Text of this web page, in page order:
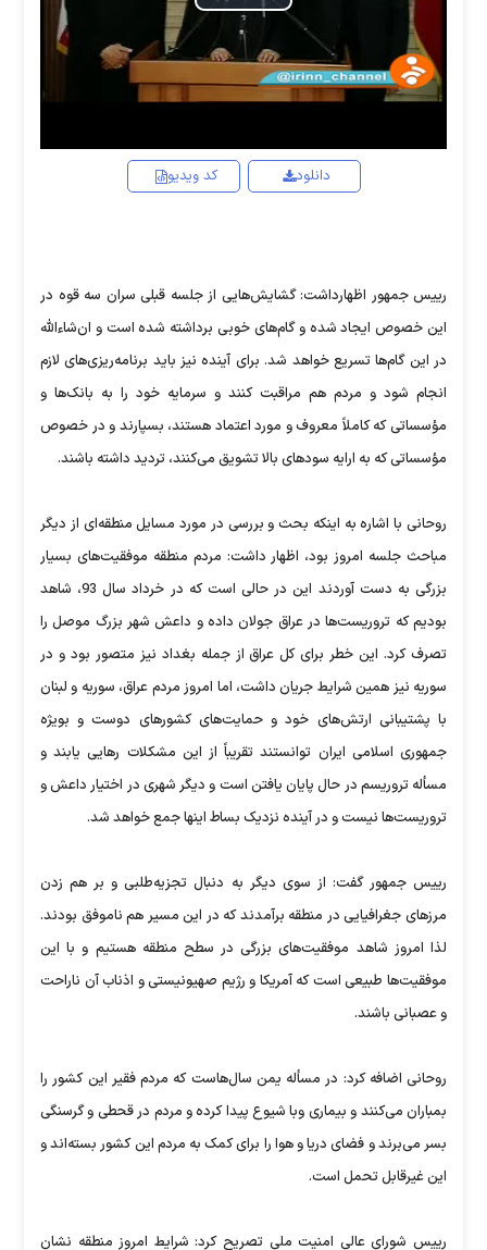
Play
Video
کد ویدیو دانلود
رییس جمهور اظهارداشت: گشایش‌هایی از جلسه قبلی سران سه قوه در
این خصوص ایجاد شده و گام‌های خوبی برداشته شده است و ان‌شاء‌الله
در این گام‌ها تسریع خواهد شد. برای آینده نیز باید برنامه‌ریزی‌های لازم
انجام شود و مردم هم مراقبت کنند و سرمایه خود را به بانک‌ها و
مؤسساتی که کاملاً معروف و مورد اعتماد هستند، بسپارند و در خصوص
مؤسساتی که به ارایه سودهای بالا تشویق می‌کنند، تردید داشته باشند.
روحانی با اشاره به اینکه بحث و بررسی در مورد مسایل منطقه‌ای از دیگر
مباحث جلسه امروز بود، اظهار داشت: مردم منطقه موفقیت‌های بسیار
بزرگی به دست آوردند این در حالی است که در خرداد سال 93، ‌شاهد
بودیم که تروریست‌ها در عراق جولان داده و داعش شهر بزرگ موصل را
تصرف کرد. این خطر برای کل عراق از جمله بغداد نیز متصور بود و در
سوریه نیز همین شرایط جریان داشت، اما امروز مردم عراق، سوریه و لبنان
با پشتیبانی ارتش‌های خود و حمایت‌های کشورهای دوست و بویژه
جمهوری اسلامی ایران توانستند تقریباً از این مشکلات رهایی یابند و
مسأله تروریسم در حال پایان یافتن است و دیگر شهری در اختیار داعش و
تروریست‌ها نیست و در آینده نزدیک بساط اینها جمع خواهد شد.
رییس جمهور گفت: از سوی دیگر به دنبال تجزیه‌طلبی و بر هم زدن
مرزهای جغرافیایی در منطقه برآمدند که در این مسیر هم ناموفق بودند.
لذا امروز شاهد موفقیت‌های بزرگی در سطح منطقه هستیم و با این
موفقیت‌ها طبیعی است که آمریکا و رژیم صهیونیستی و اذناب آن ناراحت
و عصبانی باشند.
روحانی اضافه کرد: در مسأله یمن سال‌هاست که مردم فقیر این کشور را
بمباران می‌کنند و بیماری وبا شیوع پیدا کرده و مردم در قحطی و گرسنگی
بسر می‌برند و فضای دریا و هوا را برای کمک به مردم این کشور بسته‌اند و
این غیرقابل تحمل است.
رییس شورای عالی امنیت ملی تصریح کرد: شرایط امروز منطقه نشان